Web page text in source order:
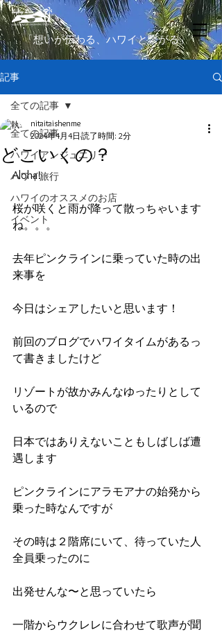
​「想いが伝わる、ハワイと繋がる」
記事
全ての記事
ハワイアンジュエリー
ハワイ旅行
ハワイのオススメのお店
イベント
全ての記事
どこいくの？
nitaitaishenme
2024年4月4日 読了時間: 2分
Aloha!
桜が咲くと雨が降って散っちゃいます
ね。。。
去年ピンクラインに乗っていた時の出
来事を
今日はシェアしたいと思います！
前回のブログでハワイタイムがあるっ
て書きましたけど
リゾートが故かみんなゆったりとして
いるので
日本ではありえないこともしばしば遭
遇します
ピンクラインにアラモアナの始発から
乗った時なんですが
その時は２階席にいて、待っていた人
全員乗ったのに
出発せんな〜と思っていたら
一階からウクレレに合わせて歌声が聞